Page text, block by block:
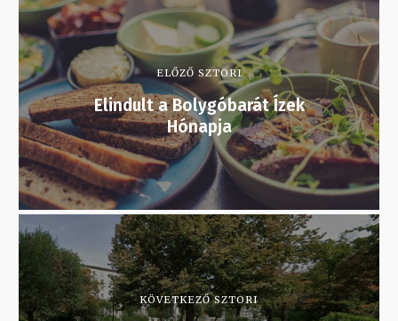
ELŐZŐ SZTORI
Elindult a Bolygóbarát Ízek
Hónapja
KÖVETKEZŐ SZTORI